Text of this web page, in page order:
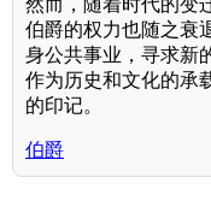
然而，随着时代的变
伯爵的权力也随之衰
身公共事业，寻求新
作为历史和文化的承
的印记。
伯爵